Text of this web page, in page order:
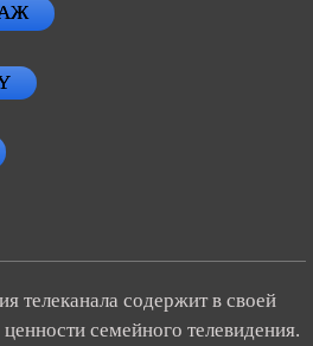
телеканала содержит в своей
семейного телевидения.